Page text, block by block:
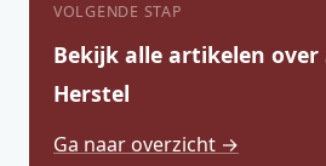
VOLGENDE STAP
Bekijk alle artikelen over
Herstel
Ga naar overzicht →